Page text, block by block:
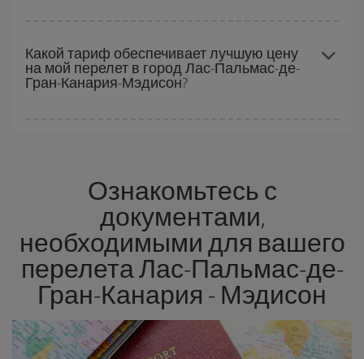
Цены зависят от количества мест, оставшихся на рейсе, и от
того, доступны ли самые дешевые тарифы (эконом) или они
заканчиваются. Поэтому покупать заранее
Какой тариф обеспечивает лучшую цену
на мой перелет в город Лас-Пальмас-де-
Гран-Канария-Мэдисон?
Ознакомьтесь с
документами,
необходимыми для вашего
перелета Лас-Пальмас-де-
Гран-Канария - Мэдисон